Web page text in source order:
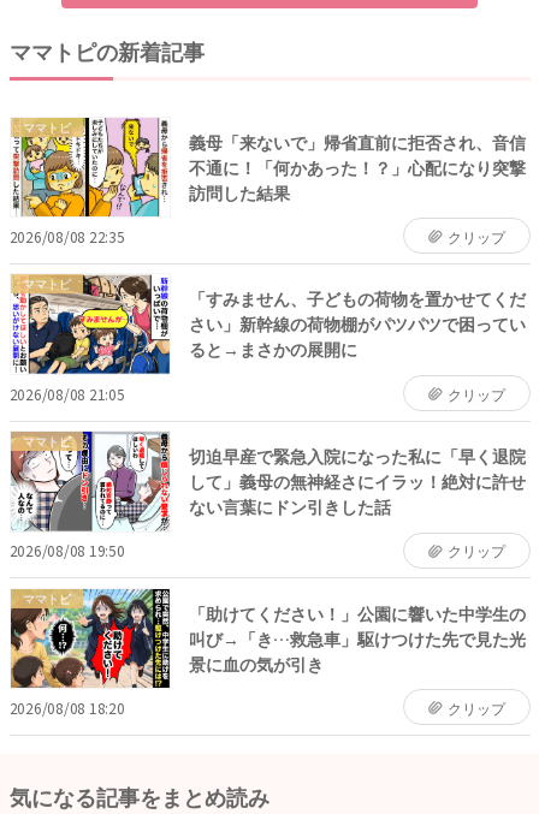
ママトピの新着記事
ママトピ
義母「来ないで」帰省直前に拒否され、音信
不通に！「何かあった！？」心配になり突撃
訪問した結果
2026/08/08 22:35 クリップ
ママトピ
「すみません、子どもの荷物を置かせてくだ
さい」新幹線の荷物棚がパツパツで困ってい
ると→まさかの展開に
2026/08/08 21:05 クリップ
ママトピ
切迫早産で緊急入院になった私に「早く退院
して」義母の無神経さにイラッ！絶対に許せ
ない言葉にドン引きした話
2026/08/08 19:50 クリップ
ママトピ
「助けてください！」公園に響いた中学生の
叫び→「き…救急車」駆けつけた先で見た光
景に血の気が引き
2026/08/08 18:20 クリップ
気になる記事をまとめ読み